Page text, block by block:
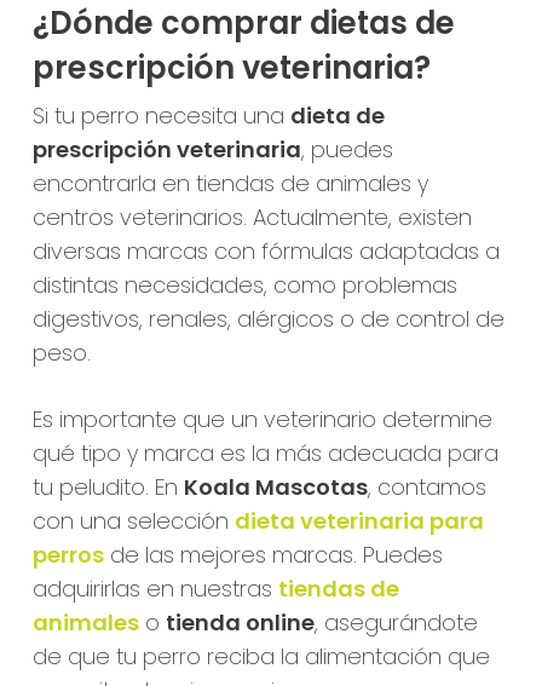
¿Dónde comprar dietas de
prescripción veterinaria?
Si tu perro necesita una dieta de
prescripción veterinaria, puedes
encontrarla en tiendas de animales y
centros veterinarios. Actualmente, existen
diversas marcas con fórmulas adaptadas a
distintas necesidades, como problemas
digestivos, renales, alérgicos o de control de
peso.
Es importante que un veterinario determine
qué tipo y marca es la más adecuada para
tu peludito. En Koala Mascotas, contamos
con una selección dieta veterinaria para
perrosde las mejores marcas. Puedes
adquirirlas en nuestras tiendas de
animaleso tienda online, asegurándote
de que tu perro reciba la alimentación que